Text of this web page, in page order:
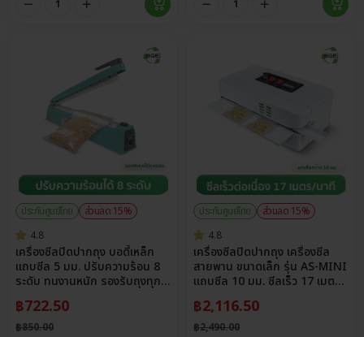
ประกันศูนย์ไทย
ส่วนลด 15%
4.8
เครื่องซีลปิดปากถุง บอดี้เหล็ก
แถบซีล 5 มม. ปรับความร้อน 8
ระดับ ทนงานหนัก รองรับถุงทุก
฿722.50
฿850.00
ประกันศูนย์ไทย
ส่วนลด 15%
4.8
เครื่องซีลปิดปากถุง เครื่องซีล
สายพาน ขนาดเล็ก รุ่น AS-MINI
แถบซีล 10 มม. ซีลเร็ว 17 เมตร/
฿2,116.50
฿2,490.00